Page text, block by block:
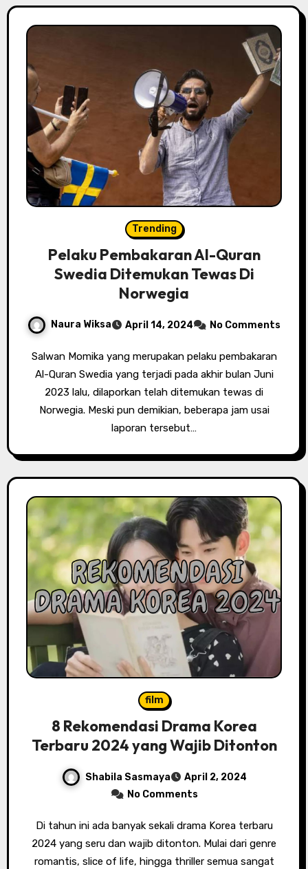
Trending
Pelaku Pembakaran Al-Quran
Swedia Ditemukan Tewas Di
Norwegia
Naura Wiksa April 14, 2024 No Comments
Salwan Momika yang merupakan pelaku pembakaran
Al-Quran Swedia yang terjadi pada akhir bulan Juni
2023 lalu, dilaporkan telah ditemukan tewas di
Norwegia. Meski pun demikian, beberapa jam usai
laporan tersebut…
film
8 Rekomendasi Drama Korea
Terbaru 2024 yang Wajib Ditonton
Shabila Sasmaya
April 2, 2024
No Comments
Di tahun ini ada banyak sekali drama Korea terbaru
2024 yang seru dan wajib ditonton. Mulai dari genre
romantis, slice of life, hingga thriller semua sangat